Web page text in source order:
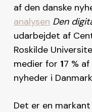
af den danske
analysen Den
udarbejdet af
Roskilde
medier for 17 %
nyheder i
Det er en